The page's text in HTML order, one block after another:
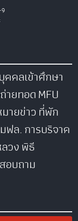
คลเข้าศึกษา
ายทอดMFU
ายข่าวที่พัก
ฟล.การบริจาค
วงพิธี
อบถาม